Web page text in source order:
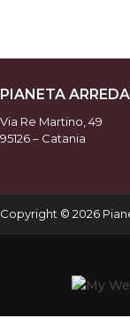
PIANETA
Via Re Martino, 49
95126 – Catania
Copyright © 2026